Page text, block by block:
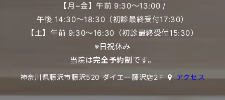
【月~金】午前 9:30〜13:00 /
午後 14:30〜18:30（初診最終受付17:30）
【土】午前 9:30〜16:30（初診最終受付15:30）
※日祝休み
当院は完全予約制 です。
神奈川県藤沢市藤沢520 ダイエー藤沢店2Ｆ アクセス